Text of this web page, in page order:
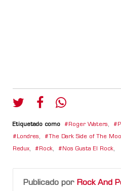
Etiquetado como Roger Waters,
Londres, The Dark Side of The
Redux, Rock, Nos Gusta El Rock,
Publicado por Rock And